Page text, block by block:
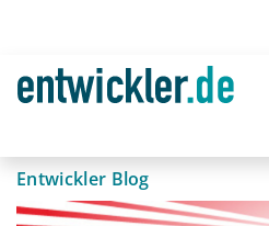
Entwickler Blog